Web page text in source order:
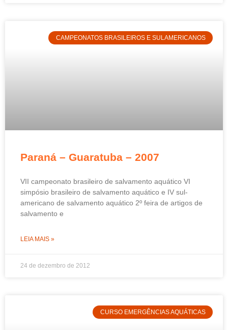
CAMPEONATOS BRASILEIROS E SULAMERICANOS
Paraná – Guaratuba – 2007
VII campeonato brasileiro de salvamento aquático VI
simpósio brasileiro de salvamento aquático e IV sul-
americano de salvamento aquático 2º feira de artigos de
salvamento e
LEIA MAIS »
24 de dezembro de 2012
CURSO EMERGÊNCIAS AQUÁTICAS